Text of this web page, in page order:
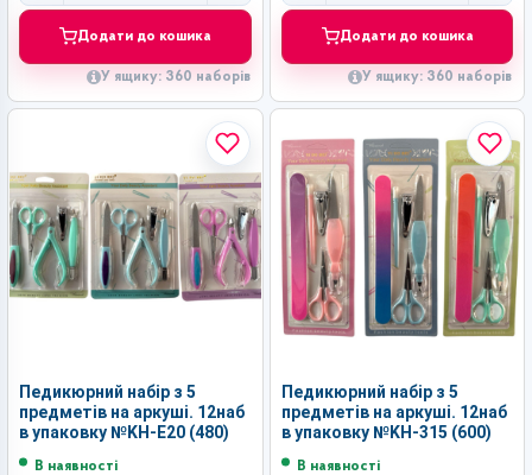
Додати до кошика
У ящику: 360 наборів
Додати до кошика
У ящику: 360 наборів
Педикюрний набір з 5
предметів на аркуші. 12наб
в упаковку №KH-E20 (480)
В наявності
Педикюрний набір з 5
предметів на аркуші. 12наб
в упаковку №KH-315 (600)
В наявності